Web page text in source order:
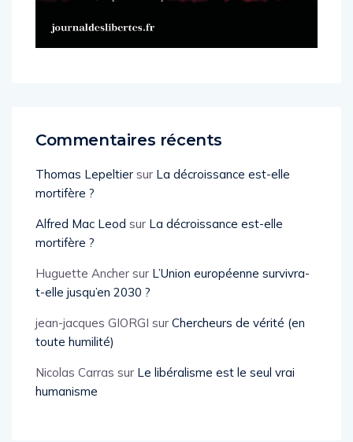
Commentaires récents
Thomas Lepeltier sur La décroissance est-elle
mortifère ?
Alfred Mac Leod sur La décroissance est-elle
mortifère ?
Huguette Ancher sur L’Union européenne survivra-
t-elle jusqu’en 2030 ?
jean-jacques GIORGI sur Chercheurs de vérité (en
toute humilité)
Nicolas Carras sur Le libéralisme est le seul vrai
humanisme